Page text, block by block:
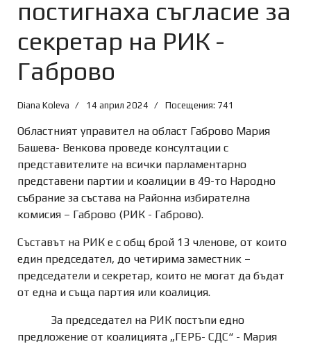
постигнаха съгласие за
секретар на РИК -
Габрово
Diana Koleva 14 април 2024 Посещения: 741
Областният управител на област Габрово Мария
Башева- Венкова проведе консултации с
представителите на всички парламентарно
представени партии и коалиции в 49-то Народно
събрание за състава на Районна избирателна
комисия – Габрово (РИК - Габрово).
Съставът на РИК е с общ брой 13 членове, от които
един председател, до четирима заместник –
председатели и секретар, които не могат да бъдат
от една и съща партия или коалиция.
За председател на РИК постъпи едно
предложение от коалицията „ГЕРБ- СДС“ - Мария